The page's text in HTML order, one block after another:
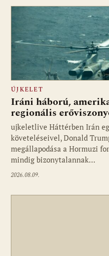
Fotó: ujkelet.live
ÚJKELET
Iráni háború,
regionális
ujkeletlive Háttérben Irán
követeléseivel, Donald
megállapodása a Hormuzi
mindig bizonytalannak…
2026.08.09.